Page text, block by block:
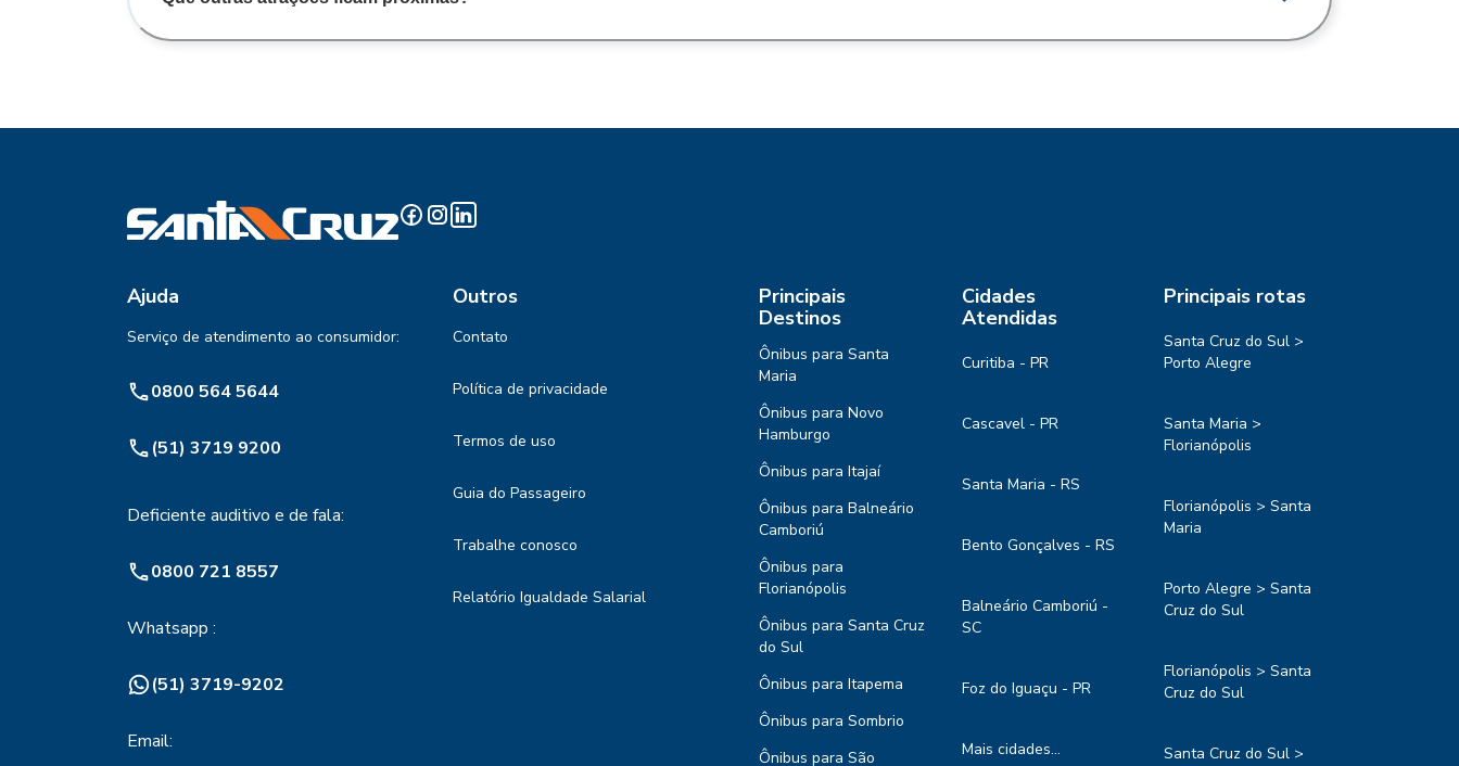
Ajuda
Serviço de atendimento ao consumidor:
0800 564 5644
(51) 3719 9200
Deficiente auditivo e de fala:
0800 721 8557
Whatsapp :
(51) 3719-9202
Email:
Outros
Contato
Política de privacidade
Termos de uso
Guia do Passageiro
Trabalhe conosco
Relatório Igualdade Salarial
Principais
Destinos
Ônibus para Santa
Maria
Ônibus para Novo
Hamburgo
Ônibus para Itajaí
Ônibus para Balneário
Camboriú
Ônibus para
Florianópolis
Ônibus para Santa Cruz
do Sul
Ônibus para Itapema
Ônibus para Sombrio
Ônibus para São
Cidades
Atendidas
Curitiba - PR
Cascavel - PR
Santa Maria - RS
Bento Gonçalves - RS
Balneário Camboriú -
SC
Foz do Iguaçu - PR
Mais cidades...
Principais rotas
Santa Cruz do Sul >
Porto Alegre
Santa Maria >
Florianópolis
Florianópolis > Santa
Maria
Porto Alegre > Santa
Cruz do Sul
Florianópolis > Santa
Cruz do Sul
Santa Cruz do Sul >